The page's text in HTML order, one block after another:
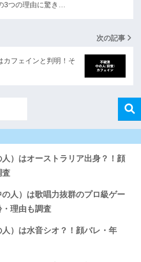
3つの理由に驚き…
次の記事
カフェインと判明！そ
）はオーストラリア出身？！顔
査
人）は歌唱力抜群のプロ級ゲー
理由も調査
）は水音シオ？！顔バレ・年